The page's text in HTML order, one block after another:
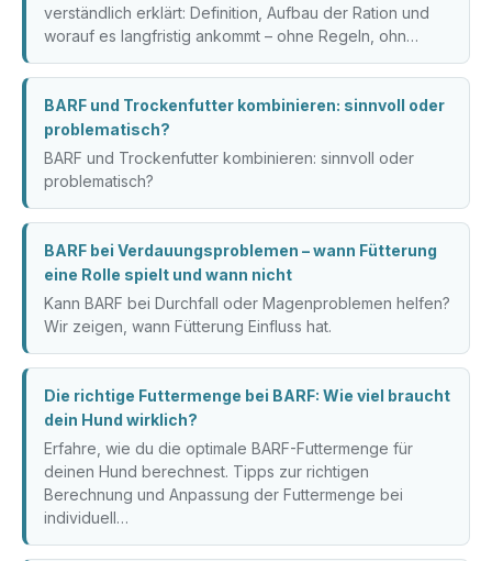
verständlich erklärt: Definition, Aufbau der Ration und
worauf es langfristig ankommt – ohne Regeln, ohn…
BARF und Trockenfutter kombinieren: sinnvoll oder
problematisch?
BARF und Trockenfutter kombinieren: sinnvoll oder
problematisch?
BARF bei Verdauungsproblemen – wann Fütterung
eine Rolle spielt und wann nicht
Kann BARF bei Durchfall oder Magenproblemen helfen?
Wir zeigen, wann Fütterung Einfluss hat.
Die richtige Futtermenge bei BARF: Wie viel braucht
dein Hund wirklich?
Erfahre, wie du die optimale BARF-Futtermenge für
deinen Hund berechnest. Tipps zur richtigen
Berechnung und Anpassung der Futtermenge bei
individuell…